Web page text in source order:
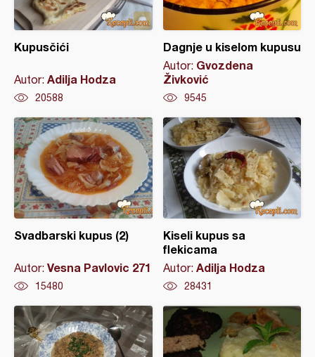
Kupusčići
Autor: Adilja Hodza
20588
Dagnje u kiselom kupusu
Autor: Gvozdena
Živković
9545
Svadbarski kupus (2)
Autor: Vesna Pavlovic 271
15480
Kiseli kupus sa
flekicama
Autor: Adilja Hodza
28431